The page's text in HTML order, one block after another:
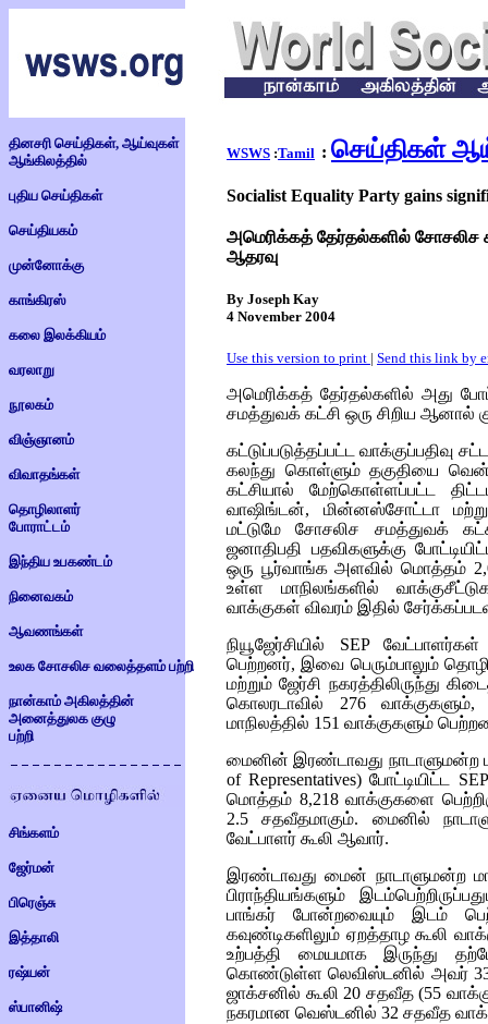
தினசரி செய்திகள், ஆய்வுகள்
ஆங்கிலத்தில்
புதிய செய்திகள்
செய்தியகம்
முன்னோக்கு
காங்கிரஸ்
கலை இலக்கியம்
வரலாறு
நூலகம்
விஞ்ஞானம்
விவாதங்கள்
தொழிலாளர்
போராட்டம்
இந்திய உபகண்டம்
நினைவகம்
ஆவணங்கள்
உலக சோசலிச வலைத்தளம் பற்றி
நான்காம் அகிலத்தின்
அனைத்துலக குழு
பற்றி
சிங்களம்
ஜேர்மன்
பிரெஞ்சு
இத்தாலி
ரஷ்யன்
ஸ்பானிஷ்
WSWS :Tamil : செய்திகள்
Socialist Equality Party gains
அமெரிக்கத் தேர்தல்களில் சோசலிச
ஆதரவு
By Joseph Kay
4 November 2004
Use this version to print | Send this link by
அமெரிக்கத் தேர்தல்களில் அது
சமத்துவக் கட்சி ஒரு சிறிய ஆனால்
கட்டுப்படுத்தப்பட்ட வாக்குப்பதிவு
கலந்து கொள்ளும் தகுதியை
கட்சியால் மேற்கொள்ளப்பட்ட
வாஷிங்டன், மின்னஸ்சோட்டா
மட்டுமே சோசலிச சமத்துவக்
ஜனாதிபதி பதவிகளுக்கு
ஒரு பூர்வாங்க அளவில் மொத்தம்
உள்ள மாநிலங்களில்
வாக்குகள் விவரம் இதில்
நியூஜேர்சியில் SEP
பெற்றனர், இவை பெரும்பாலும்
மற்றும் ஜேர்சி நகரத்திலிருந்து
கொலரடாவில் 276
மாநிலத்தில் 151 வாக்குகளும்
மைனின் இரண்டாவது நாடாளுமன்ற
of Representatives) போட்டியிட்ட
மொத்தம் 8,218 வாக்குகளை
2.5 சதவீதமாகும். மைனில்
வேட்பாளர் கூலி ஆவார்.
இரண்டாவது மைன் நாடாளுமன்ற
பிராந்தியங்களும்
பாங்கர் போன்றவையும் இடம்
கவுண்டிகளிலும் ஏறத்தாழ கூலி
உற்பத்தி மையமாக இருந்து
கொண்டுள்ள லெவிஸ்டனில் அவர்
ஜாக்சனில் கூலி 20 சதவீத (55
நகரமான வெஸ்டனில் 32 சதவீத